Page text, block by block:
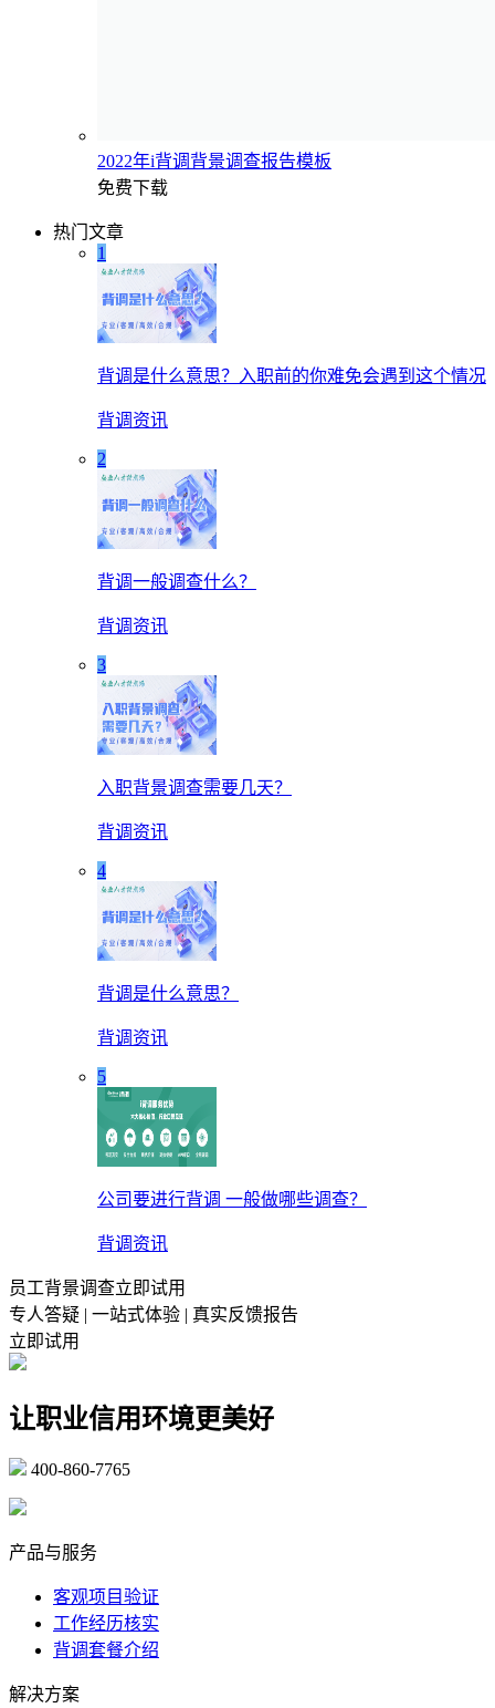
2022年i背调背景调查报告模板
免费下载
热门文章
1
背调是什么意思？入职前的你难免会遇到这个情况
背调资讯
2
背调一般调查什么？
背调资讯
3
入职背景调查需要几天？
背调资讯
4
背调是什么意思？
背调资讯
5
公司要进行背调 一般做哪些调查？
背调资讯
员工背景调查立即试用
专人答疑 | 一站式体验 | 真实反馈报告
立即试用
让职业信用环境更美好
400-860-7765
产品与服务
客观项目验证
工作经历核实
背调套餐介绍
解决方案